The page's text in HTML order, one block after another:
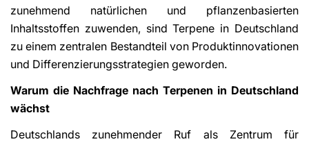
zunehmend natürlichen und pflanzenbasierten
Inhaltsstoffen zuwenden, sind Terpene in Deutschland
zu einem zentralen Bestandteil von Produktinnovationen
und Differenzierungsstrategien geworden.
Warum die Nachfrage nach Terpenen in Deutschland
wächst
Deutschlands zunehmender Ruf als Zentrum für